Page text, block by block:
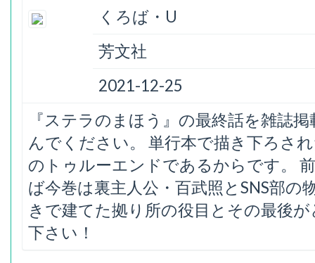
くろば・U
芳文社
2021-12-25
『ステラのまほう』の最終話を雑誌
んでください。 単行本で描き下ろさ
のトゥルーエンドであるからです。
ば今巻は裏主人公・百武照とSNS部の
きで建てた拠り所の役目とその最後
下さい！